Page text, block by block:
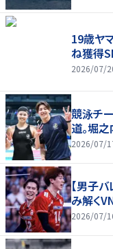
19歳ヤ
ね獲得
2026/07/
競泳チ
道。堀
2026/07/
【男子
み解く
2026/07/